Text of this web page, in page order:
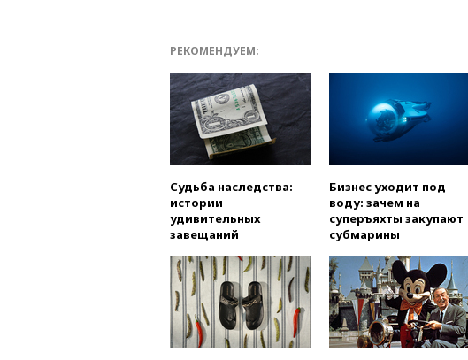
РЕКОМЕНДУЕМ:
Судьба наследства:
истории
удивительных
завещаний
Бизнес уходит под
воду: зачем на
суперъяхты закупают
субмарины